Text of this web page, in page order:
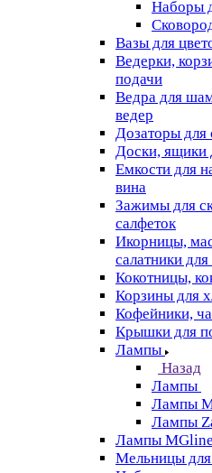
Наборы
Вазы для
Ведерки,
подачи
Ведра для
ведер
Дозаторы для
Доски, ящики
Емкости для
вина
Зажимы для
салфеток
Икорницы,
салатники
Кокотницы,
Корзины для
Кофейники,
Крышки для
Лампы
Назад
Лампы
Лампы
Лампы
Лампы MGline
Мельницы для